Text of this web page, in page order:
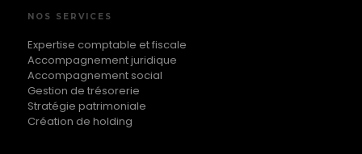
NOS SERVICES
Expertise comptable et fiscale
Accompagnement juridique
Accompagnement social
Gestion de trésorerie
Stratégie patrimoniale
Création de holding